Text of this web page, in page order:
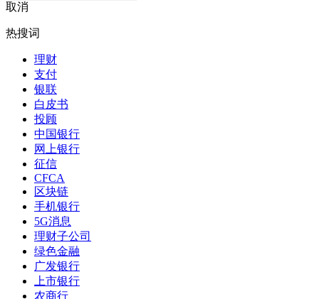
取消
热搜词
理财
支付
银联
白皮书
投顾
中国银行
网上银行
征信
CFCA
区块链
手机银行
5G消息
理财子公司
绿色金融
广发银行
上市银行
农商行